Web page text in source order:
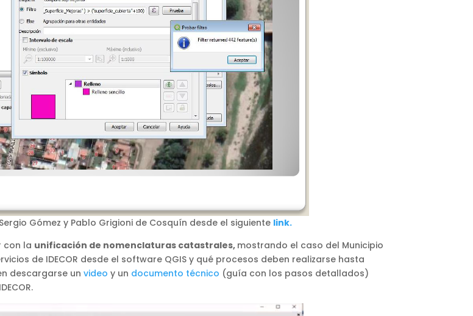
Gómez y Pablo Grigioni de Cosquín desde el siguiente link.
con la unificación de nomenclaturas catastrales, mostrando el caso del Municipio
de IDECOR desde el software QGIS y qué procesos deben realizarse hasta
descargarse un video y un documento técnico (guía con los pasos detallados)